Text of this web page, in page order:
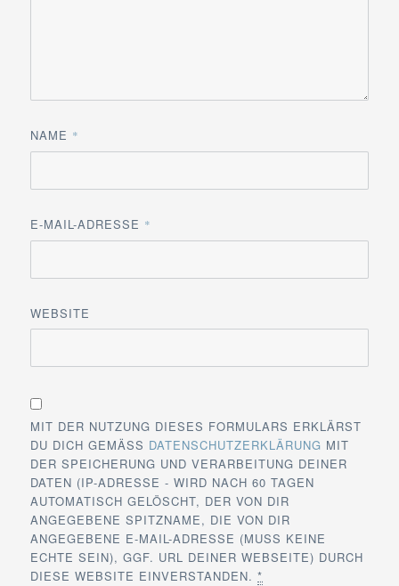
NAME *
E-MAIL-ADRESSE *
WEBSITE
MIT DER NUTZUNG DIESES FORMULARS ERKLÄRST
DU DICH GEMÄSS DATENSCHUTZERKLÄRUNG MIT
DER SPEICHERUNG UND VERARBEITUNG DEINER
DATEN (IP-ADRESSE - WIRD NACH 60 TAGEN
AUTOMATISCH GELÖSCHT, DER VON DIR
ANGEGEBENE SPITZNAME, DIE VON DIR
ANGEGEBENE E-MAIL-ADRESSE (MUSS KEINE
ECHTE SEIN), GGF. URL DEINER WEBSEITE) DURCH
DIESE WEBSITE EINVERSTANDEN.*